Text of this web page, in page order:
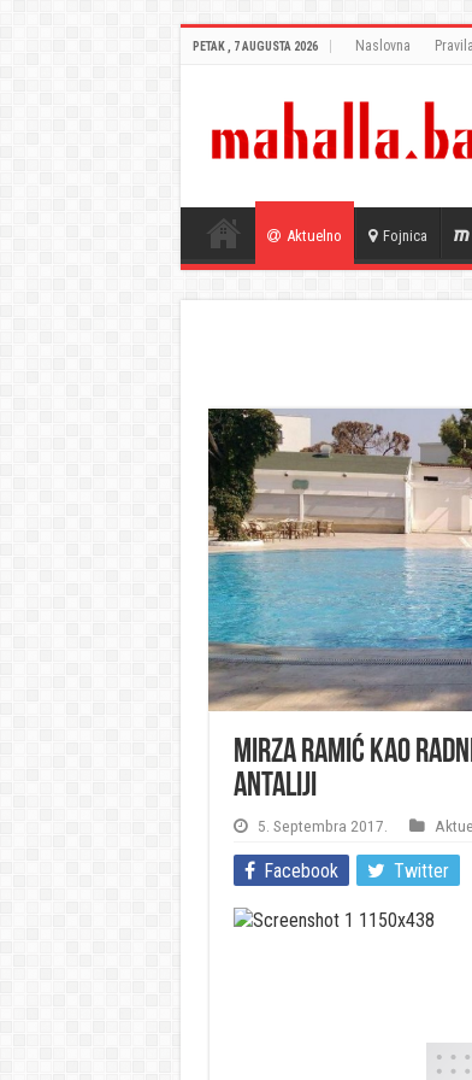
PETAK , 7 AUGUSTA 2026 Naslovna
Aktuelno Fojnica
Mirza Ramić kao
Antaliji
5. Septembra 2017.
Facebook Twitter